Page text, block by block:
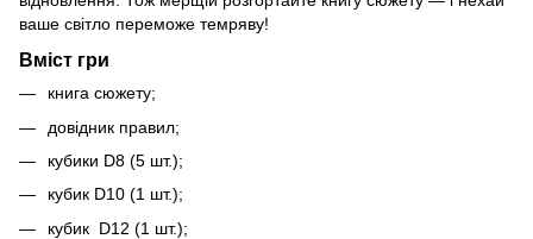
ваше світло переможе темряву!
Вміст гри
книга сюжету;
довідник правил;
кубики D8 (5 шт.);
кубик D10 (1 шт.);
кубик D12 (1 шт.);